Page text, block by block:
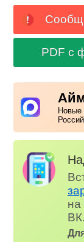
PDF с
Новые
на
ВК.